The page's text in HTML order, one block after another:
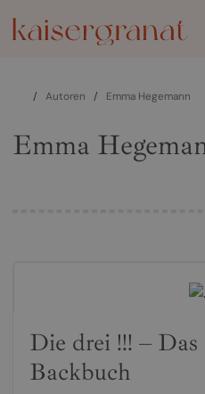
/ Autoren / Emma Hegemann
Emma
Die drei !!! –
Backbuch